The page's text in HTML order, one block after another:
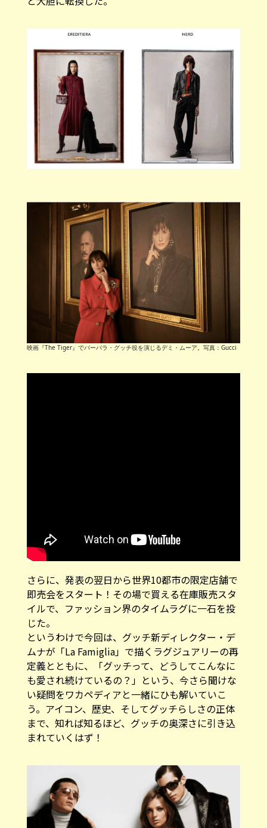
映画『The Tiger』でバーバラ・グッチ役を演じるデミ・ムーア。写真：Gucci
即売会をスタート！その場で買える在庫販売スタ
イルで、ファッション界のタイムラグに一石を投
じた。
というわけで今回は、グッチ新ディレクター・デ
ムナが「La Famiglia」で描くラグジュアリーの再
定義とともに、「グッチって、どうしてこんなに
も愛され続けているの？」という、今さら聞けな
い疑問をワカペディアと一緒にひも解いていこ
う。アイコン、歴史、そしてグッチらしさの正体
まで、知れば知るほど、グッチの奥深さに引き込
まれていくはず！